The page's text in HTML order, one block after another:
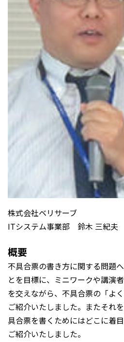
株式会社ベリサーブ
ITシステム事業部 鈴木 三紀夫
概要
不具合票の書き方に関する問題
とを目標に、ミニワークや講演
を交えながら、不具合票の「よ
ご紹介いたしました。またそれ
具合票を書くためにはどこに着
ご紹介いたしました。